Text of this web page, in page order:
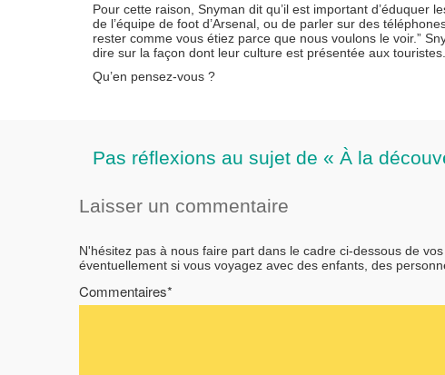
Pour cette raison, Snyman dit qu’il est important
de l’équipe de foot d’Arsenal, ou de parler sur des
rester comme vous étiez parce que nous voulons le voir.”
dire sur la façon dont leur culture est présentée aux touristes.
Qu’en pensez-vous ?
Pas réflexions au sujet de « À la
Laisser un commentaire
N'hésitez pas à nous faire part dans le cadre ci-dessous de
éventuellement si vous voyagez avec des enfants, des
Commentaires*